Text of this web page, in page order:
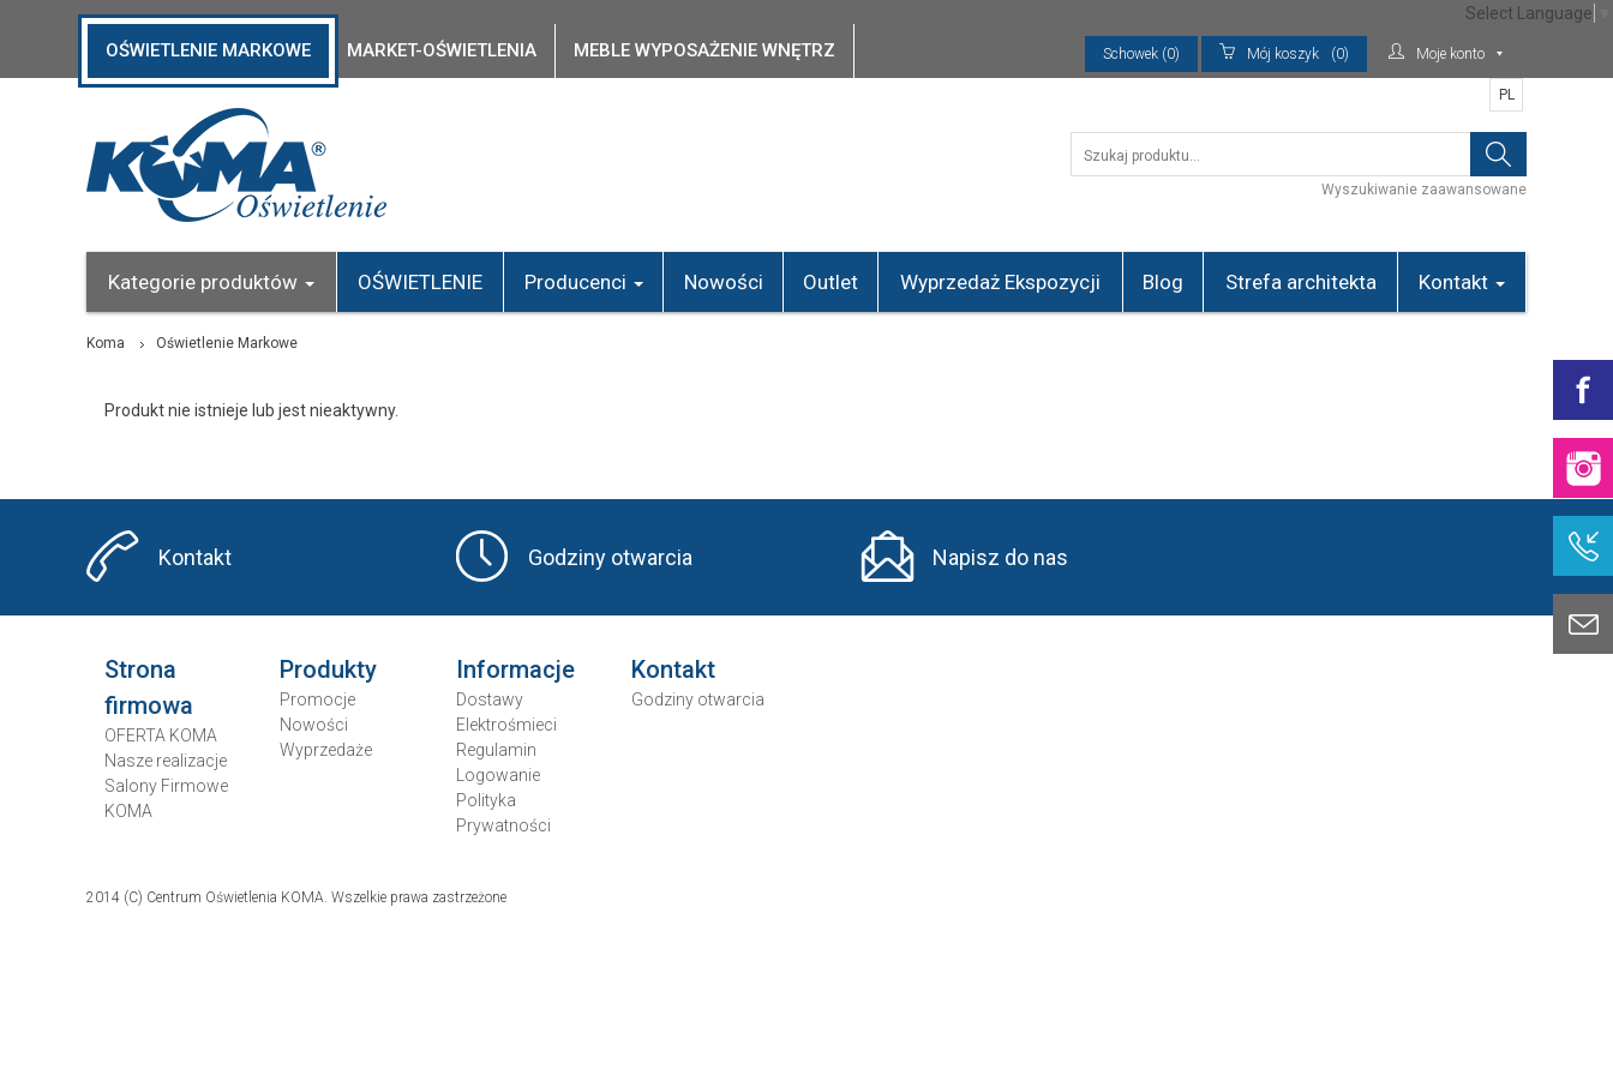
OŚWIETLENIE MARKOWE MARKET-OŚWIETLENIA MEBLE WYPOSAŻENIE WNĘTRZ Schowek (0) Mój koszyk (0) Moje konto
Wyszukiwanie zaawansowane
PL
Kategorie produktów OŚWIETLENIE Producenci Nowości Outlet Wyprzedaż Ekspozycji Blog Strefa architekta Kontakt
Koma Oświetlenie Markowe
Produkt nie istnieje lub jest nieaktywny.
Kontakt Godziny otwarcia Napisz do nas
Strona
firmowa
OFERTA KOMA
Nasze realizacje
Salony Firmowe
KOMA
Produkty
Promocje
Nowości
Wyprzedaże
Informacje
Dostawy
Elektrośmieci
Regulamin
Logowanie
Polityka
Prywatności
Kontakt
Godziny otwarcia
2014 (C) Centrum Oświetlenia KOMA. Wszelkie prawa zastrzeżone
Select Language